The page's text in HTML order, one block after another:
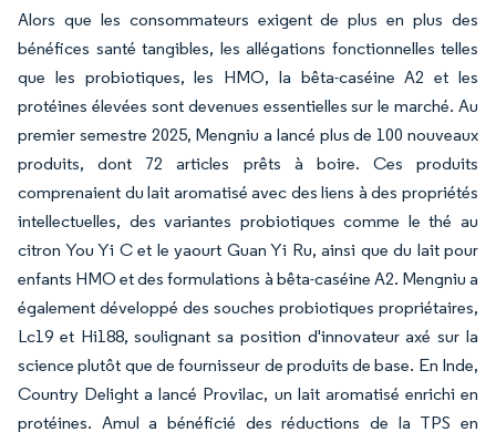
Alors que les consommateurs exigent de plus en plus des
bénéfices santé tangibles, les allégations fonctionnelles telles
que les probiotiques, les HMO, la bêta-caséine A2 et les
protéines élevées sont devenues essentielles sur le marché. Au
premier semestre 2025, Mengniu a lancé plus de 100 nouveaux
produits, dont 72 articles prêts à boire. Ces produits
comprenaient du lait aromatisé avec des liens à des propriétés
intellectuelles, des variantes probiotiques comme le thé au
citron You Yi C et le yaourt Guan Yi Ru, ainsi que du lait pour
enfants HMO et des formulations à bêta-caséine A2. Mengniu a
également développé des souches probiotiques propriétaires,
Lc19 et Hi188, soulignant sa position d'innovateur axé sur la
science plutôt que de fournisseur de produits de base. En Inde,
Country Delight a lancé Provilac, un lait aromatisé enrichi en
protéines. Amul a bénéficié des réductions de la TPS en